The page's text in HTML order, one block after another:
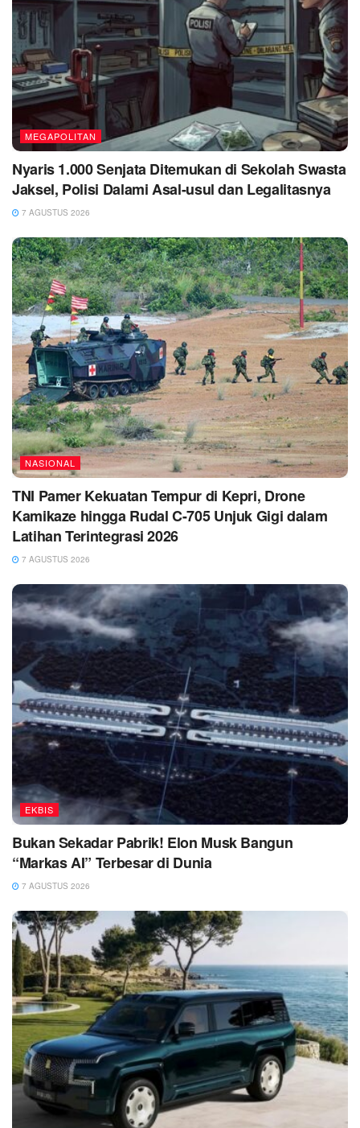
MEGAPOLITAN
Nyaris 1.000 Senjata Ditemukan di Sekolah Swasta
Jaksel, Polisi Dalami Asal-usul dan Legalitasnya
7 AGUSTUS 2026
NASIONAL
TNI Pamer Kekuatan Tempur di Kepri, Drone
Kamikaze hingga Rudal C-705 Unjuk Gigi dalam
Latihan Terintegrasi 2026
7 AGUSTUS 2026
EKBIS
Bukan Sekadar Pabrik! Elon Musk Bangun
“Markas AI” Terbesar di Dunia
7 AGUSTUS 2026